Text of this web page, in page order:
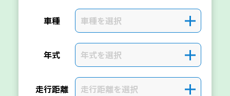
車種 車種を選択 ＋
年式 年式を選択 ＋
走行距離 走行距離を選択 ＋